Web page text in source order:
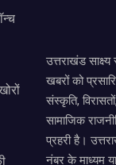
उत्तराखंड
खबरों को
संस्कृति,
सामाजिक
प्रहरी है।
नंबर के माध्यम